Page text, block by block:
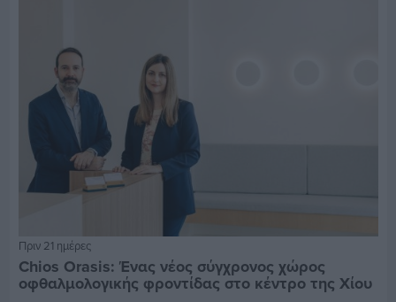
Πριν 21 ημέρες
Chios Orasis: Ένας νέος σύγχρονος χώρος
οφθαλμολογικής φροντίδας στο κέντρο της Χίου